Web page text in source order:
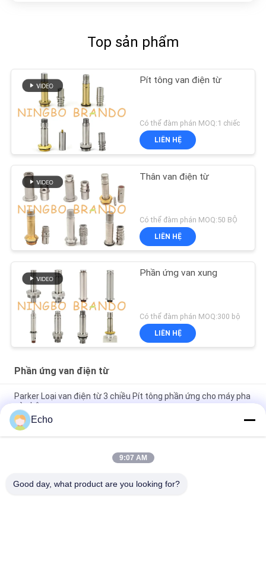
Top sản phẩm
Pít tông van điện từ
Có thể đàm phán MOQ:1 chiếc
LIÊN HỆ
Thân van điện từ
Có thể đàm phán MOQ:50 BỘ
LIÊN HỆ
Phần ứng van xung
Có thể đàm phán MOQ:300 bộ
LIÊN HỆ
Phần ứng van điện từ
Parker Loại van điện từ 3 chiều Pít tông phần ứng cho máy pha
cà phê
Phần ứng van điện từ Henny Penny 18721 18724 17120 17121
29515 29547
Ống phần ứng van điện từ 2 chiều 2V025-06 2V025-08 2P025-
Echo
9:07 AM
Good day, what product are you looking for?